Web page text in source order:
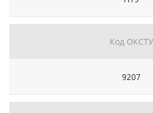
Код ОКСТУ
9207